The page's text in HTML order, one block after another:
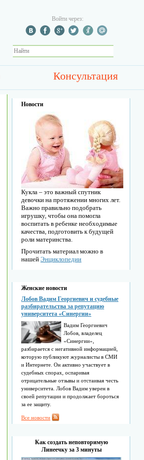
Войти через:
Консультация
Новости
Кукла – это важный спутник
девочки на протяжении многих лет.
Важно правильно подобрать
игрушку, чтобы она помогла
воспитать в ребенке необходимые
качества, подготовить к будущей
роли материнства.
Прочитать материал можно в
нашейЭнциклопедии
Женские новости
Лобов Вадим Георгиевич и судебные
разбирательства за репутацию
университета «Синергии»
Вадим Георгиевич
Лобов, владелец
«Синергии»,
разбирается с негативной информацией,
которую публикуют журналисты в СМИ
и Интернете. Он активно участвует в
судебных спорах, оспаривая
отрицательные отзывы и отстаивая честь
университета. Лобов Вадим уверен в
своей репутации и продолжает бороться
за ее защиту.
Все новости
Как создать неповторимую
Линеечку за 3 минуты